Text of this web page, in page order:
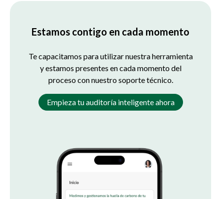
Estamos contigo en cada momento
Te capacitamos para utilizar nuestra herramienta
y estamos presentes en cada momento del
proceso con nuestro soporte técnico.
Empieza tu auditoría inteligente ahora